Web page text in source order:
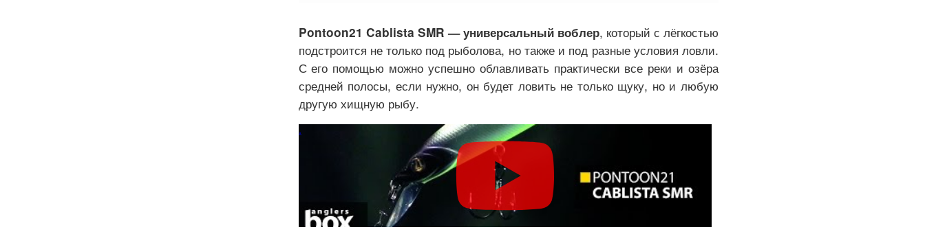
Pontoon21 Cablista SMR — универсальный воблер, который с лёгкостью
подстроится не только под рыболова, но также и под разные условия ловли.
С его помощью можно успешно облавливать практически все реки и озёра
средней полосы, если нужно, он будет ловить не только щуку, но и любую
другую хищную рыбу.